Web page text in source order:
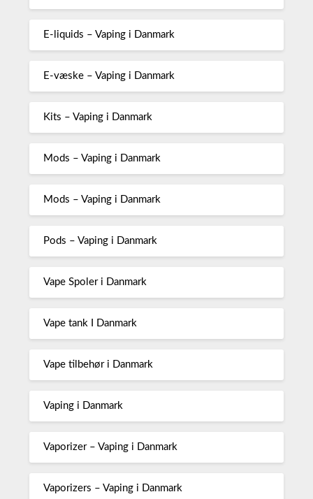
E-liquids – Vaping i Danmark
E-væske – Vaping i Danmark
Kits – Vaping i Danmark
Mods – Vaping i Danmark
Mods – Vaping i Danmark
Pods – Vaping i Danmark
Vape Spoler i Danmark
Vape tank I Danmark
Vape tilbehør i Danmark
Vaping i Danmark
Vaporizer – Vaping i Danmark
Vaporizers – Vaping i Danmark